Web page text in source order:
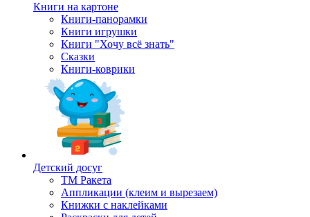
Книги на картоне
Книги-панорамки
Книги игрушки
Книги "Хочу всё знать"
Сказки
Книги-коврики
Детский досуг
ТМ Ракета
Аппликации (клеим и вырезаем)
Книжки с наклейками